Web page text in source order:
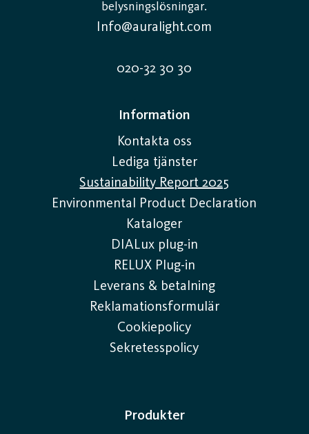
belysningslösningar.
Info@auralight.com
020-32 30 30
Information
Kontakta oss
Lediga tjänster
Sustainability Report 2025
Environmental Product Declaration
Kataloger
DIALux plug-in
RELUX Plug-in
Leverans & betalning
Reklamationsformulär
Cookiepolicy
Sekretesspolicy
Produkter